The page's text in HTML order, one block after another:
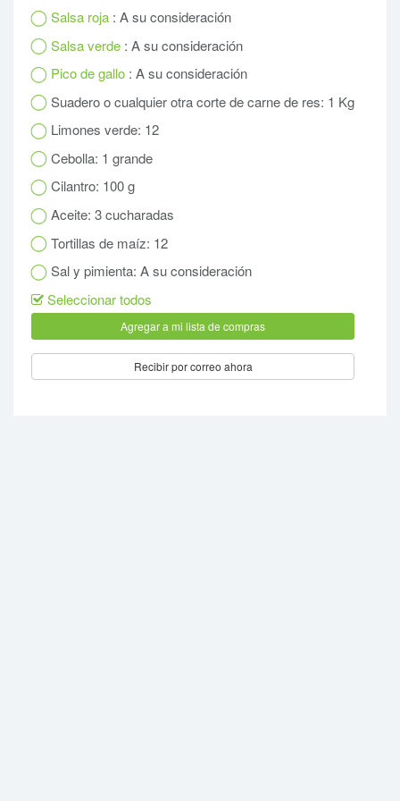
Salsa roja : A su consideración
Salsa verde : A su consideración
Pico de gallo : A su consideración
Suadero o cualquier otra corte de carne de res: 1 Kg
Limones verde: 12
Cebolla: 1 grande
Cilantro: 100 g
Aceite: 3 cucharadas
Tortillas de maíz: 12
Sal y pimienta: A su consideración
Seleccionar todos
Recibir por correo ahora